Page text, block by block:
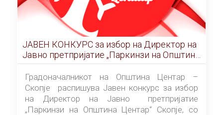
ЈАВЕН КОНКУРС за избор на Директор на
Јавно претпријатие „Паркинзи на Општина
Центар“ – Скопје
Градоначалникот на Општина Центар –
Скопје распишува Јавен конкурс за избор
на Директор на Јавно претпријатие
„Паркинзи на Општина Центар“ Скопје, со